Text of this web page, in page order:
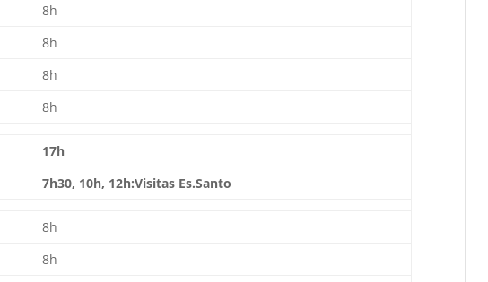
8h
8h
8h
8h
17h
7h30, 10h, 12h:Visitas Es.Santo
8h
8h